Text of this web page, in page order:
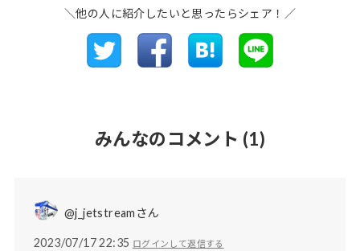
＼他の人に紹介したいと思ったらシェア！／
みんなのコメント (1)
@j_jetstreamさん
2023/07/17 22:35 ログインして返信する